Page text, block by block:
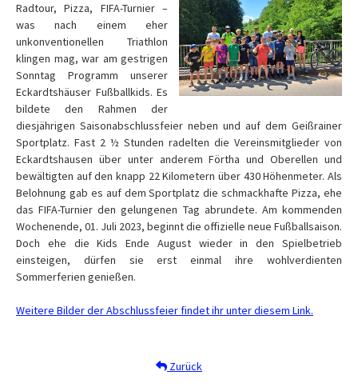
Radtour, Pizza, FIFA-Turnier –
was nach einem eher
unkonventionellen Triathlon
klingen mag, war am gestrigen
Sonntag Programm unserer
Eckardtshäuser Fußballkids. Es
bildete den Rahmen der
diesjährigen Saisonabschlussfeier neben und auf dem Geißrainer
Sportplatz. Fast 2 ½ Stunden radelten die Vereinsmitglieder von
Eckardtshausen über unter anderem Förtha und Oberellen und
bewältigten auf den knapp 22 Kilometern über 430 Höhenmeter. Als
Belohnung gab es auf dem Sportplatz die schmackhafte Pizza, ehe
das FIFA-Turnier den gelungenen Tag abrundete. Am kommenden
Wochenende, 01. Juli 2023, beginnt die offizielle neue Fußballsaison.
Doch ehe die Kids Ende August wieder in den Spielbetrieb
einsteigen, dürfen sie erst einmal ihre wohlverdienten
Sommerferien genießen.
Weitere Bilder der Abschlussfeier findet ihr unter diesem Link.
Zurück